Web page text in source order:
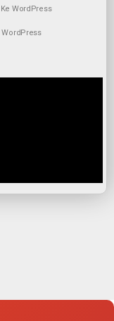
WordPress
WordPress